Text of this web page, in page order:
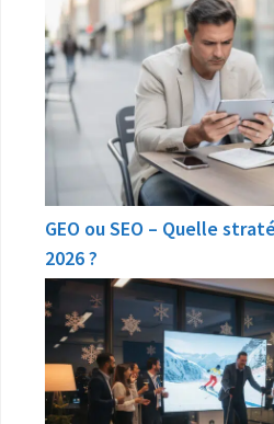
GEO ou SEO – Quelle
2026 ?